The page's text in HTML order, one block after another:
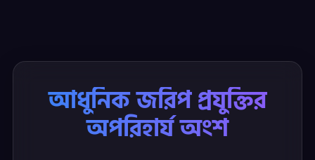
আধুনিক জরিপ প্রযুক্তির
অপরিহার্য অংশ